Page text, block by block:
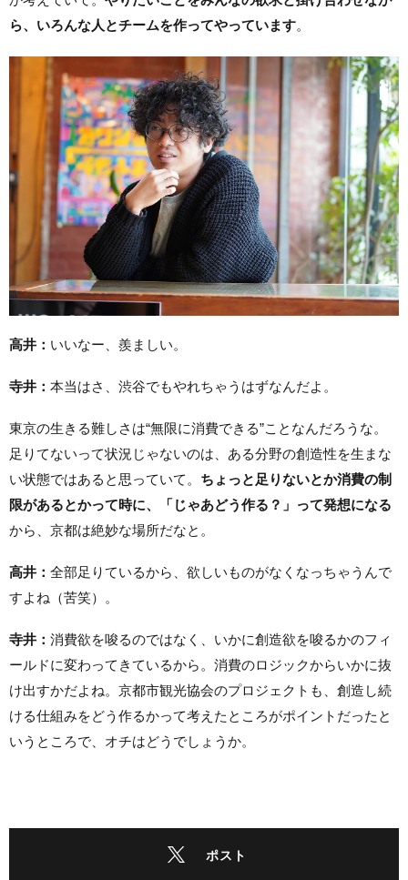
ら、いろんな人とチームを作ってやっています。
高井： いいなー、羨ましい。
寺井： 本当はさ、渋谷でもやれちゃうはずなんだよ。
東京の生きる難しさは“無限に消費できる”ことなんだろうな。
足りてないって状況じゃないのは、ある分野の創造性を生まな
い状態ではあると思っていて。 ちょっと足りないとか消費の制
限があるとかって時に、「じゃあどう作る？」って発想になる
から、京都は絶妙な場所だなと。
高井： 全部足りているから、欲しいものがなくなっちゃうんで
すよね（苦笑）。
寺井： 消費欲を唆るのではなく、いかに創造欲を唆るかのフィ
ールドに変わってきているから。消費のロジックからいかに抜
け出すかだよね。京都市観光協会のプロジェクトも、創造し続
ける仕組みをどう作るかって考えたところがポイントだったと
いうところで、オチはどうでしょうか。
ポスト